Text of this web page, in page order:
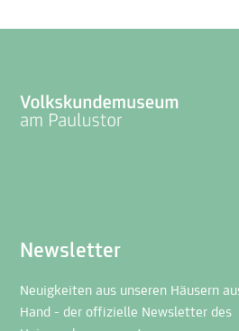
Newsletter
Neuigkeiten aus unseren Häusern
Hand - der offizielle Newsletter des